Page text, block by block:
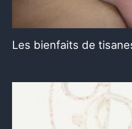
Les bienfaits de